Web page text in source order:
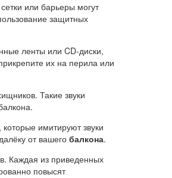
или барьеры могут
защитных
ленты или CD-диски,
их на перила или
Такие звуки
имитируют звуки
от вашего балкона.
Каждая из приведенных
повысят